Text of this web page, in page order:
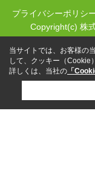
プライバシーポリシ
Copyright(c) 株
当サイトでは、お客様の
して、クッキー（Cookie
詳しくは、当社の 「